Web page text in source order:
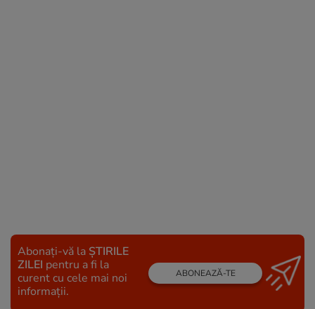
Abonați-vă la ȘTIRILE
ZILEI pentru a fi la
curent cu cele mai noi
informații.
ABONEAZĂ-TE